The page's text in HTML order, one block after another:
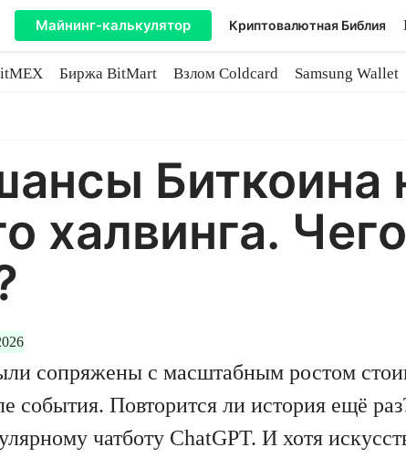
Майнинг-калькулятор Криптовалютная Библия
Биржа BitMart Взлом Coldcard Samsung Wallet
Биткоина
халвинга.
сопряжены с масштабным ростом
события. Повторится ли история ещё
чатботу ChatGPT. И хотя